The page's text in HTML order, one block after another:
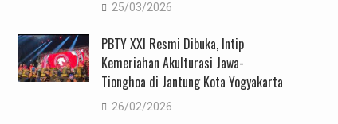
25/03/2026
PBTY XXI Resmi Dibuka, Intip
Kemeriahan Akulturasi Jawa-
Tionghoa di Jantung Kota Yogyakarta
26/02/2026